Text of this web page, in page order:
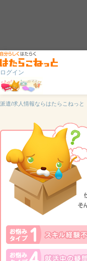
ログイン
派遣/求人情報ならはたらこねっと